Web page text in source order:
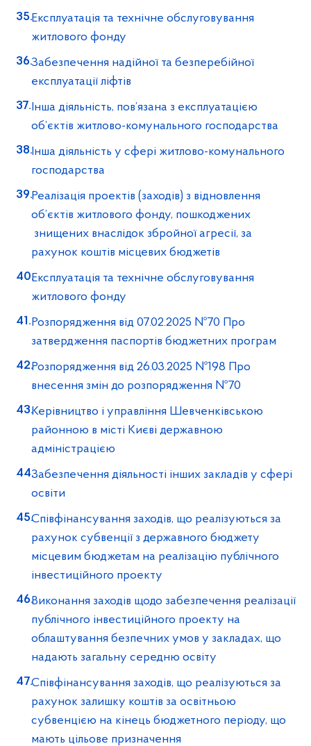
Експлуатація та технічне обслуговування
житлового фонду
Забезпечення надійної та безперебійної
експлуатації ліфтів
Інша діяльність, пов’язана з експлуатацією
об’єктів житлово-комунального господарства
Інша діяльність у сфері житлово-комунального
господарства
Реалізація проектів (заходів) з відновлення
об’єктів житлового фонду, пошкоджених
знищених внаслідок збройної агресії, за
рахунок коштів місцевих бюджетів
Експлуатація та технічне обслуговування
житлового фонду
Розпорядження від 07.02.2025 №70 Про
затвердження паспортів бюджетних програм
Розпорядження від 26.03.2025 №198 Про
внесення змін до розпорядження №70
Керівництво і управління Шевченківською
районною в місті Києві державною
адміністрацією
Забезпечення діяльності інших закладів у сфері
освіти
Співфінансування заходів, що реалізуються за
рахунок субвенції з державного бюджету
місцевим бюджетам на реалізацію публічного
інвестиційного проекту
Виконання заходів щодо забезпечення реалізації
публічного інвестиційного проекту на
облаштування безпечних умов у закладах, що
надають загальну середню освіту
Співфінансування заходів, що реалізуються за
рахунок залишку коштів за освітньою
субвенцією на кінець бюджетного періоду, що
мають цільове призначення